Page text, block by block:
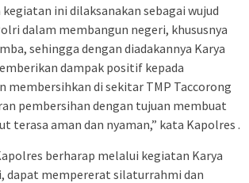
kegiatan ini dilaksanakan sebagai wujud
dalam membangun negeri, khususnya
sehingga dengan diadakannya Karya
dampak positif kepada
membersihkan di sekitar TMP Taccorong
pembersihan dengan tujuan membuat
terasa aman dan nyaman,” kata Kapolres .
berharap melalui kegiatan Karya
dapat mempererat silaturrahmi dan